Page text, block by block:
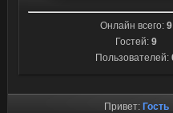
Онлайн всего: 9
Гостей: 9
Пользователей:
Привет: Гость